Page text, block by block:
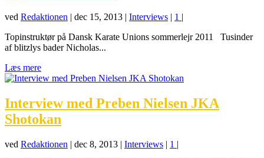
ved Redaktionen | dec 15, 2013 | Interviews | 1 |
Topinstruktør på Dansk Karate Unions sommerlejr 2011 Tusinder
af blitzlys bader Nicholas...
Læs mere
Interview med Preben Nielsen JKA
Shotokan
ved Redaktionen | dec 8, 2013 | Interviews | 1 |